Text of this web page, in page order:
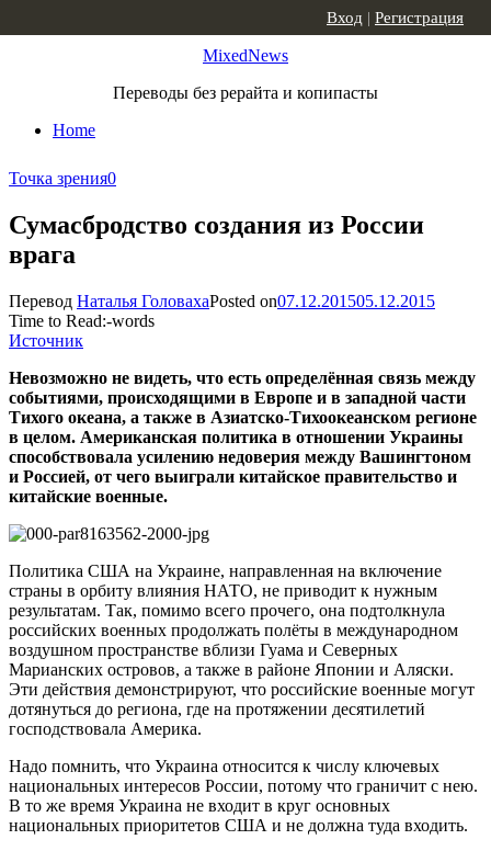
MixedNews
Переводы без рерайта и копипасты
Home
Вход | Регистрация
Точка зрения0
Сумасбродство создания из России
врага
Перевод Наталья ГоловахаPosted on07.12.201505.12.2015
Time to Read:-words
Источник
Невозможно не видеть, что есть определённая связь между
событиями, происходящими в Европе и в западной части
Тихого океана, а также в Азиатско-Тихоокеанском регионе
в целом. Американская политика в отношении Украины
способствовала усилению недоверия между Вашингтоном
и Россией, от чего выиграли китайское правительство и
китайские военные.
Политика США на Украине, направленная на включение
страны в орбиту влияния НАТО, не приводит к нужным
результатам. Так, помимо всего прочего, она подтолкнула
российских военных продолжать полёты в международном
воздушном пространстве вблизи Гуама и Северных
Марианских островов, а также в районе Японии и Аляски.
Эти действия демонстрируют, что российские военные могут
дотянуться до региона, где на протяжении десятилетий
господствовала Америка.
Надо помнить, что Украина относится к числу ключевых
национальных интересов России, потому что граничит с нею.
В то же время Украина не входит в круг основных
национальных приоритетов США и не должна туда входить.